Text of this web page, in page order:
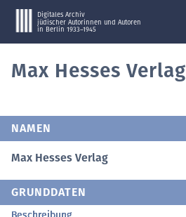
Digitales Archiv
jüdischer Autorinnen und Autoren
in Berlin 1933–1945
Max Hesses Verlag
NAMEN
Max Hesses Verlag
GRUNDDATEN